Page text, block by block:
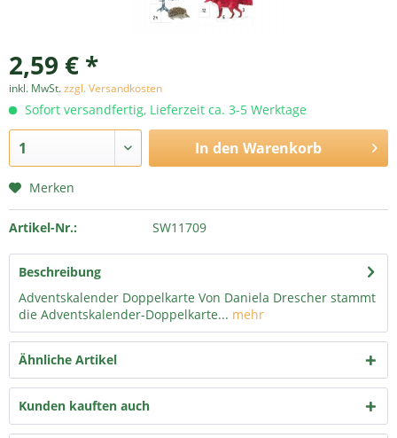
2,59 € *
inkl. MwSt.zzgl. Versandkosten
Sofort versandfertig, Lieferzeit ca. 3-5 Werktage
In den Warenkorb
Merken
Artikel-Nr.: SW11709
Beschreibung
Adventskalender Doppelkarte Von Daniela Drescher stammt
die Adventskalender-Doppelkarte... mehr
Ähnliche Artikel
Kunden kauften auch